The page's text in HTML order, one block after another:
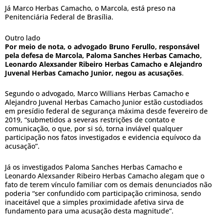
Já Marco Herbas Camacho, o Marcola, está preso na
Penitenciária Federal de Brasília.
Outro lado
Por meio de nota, o advogado Bruno Ferullo, responsável
pela defesa de Marcola, Paloma Sanches Herbas Camacho,
Leonardo Alexsander Ribeiro Herbas Camacho e Alejandro
Juvenal Herbas Camacho Junior, negou as acusações.
Segundo o advogado, Marco Willians Herbas Camacho e
Alejandro Juvenal Herbas Camacho Junior estão custodiados
em presídio federal de segurança máxima desde fevereiro de
2019, “submetidos a severas restrições de contato e
comunicação, o que, por si só, torna inviável qualquer
participação nos fatos investigados e evidencia equívoco da
acusação”.
Já os investigados Paloma Sanches Herbas Camacho e
Leonardo Alexsander Ribeiro Herbas Camacho alegam que o
fato de terem vínculo familiar com os demais denunciados não
poderia “ser confundido com participação criminosa, sendo
inaceitável que a simples proximidade afetiva sirva de
fundamento para uma acusação desta magnitude”.